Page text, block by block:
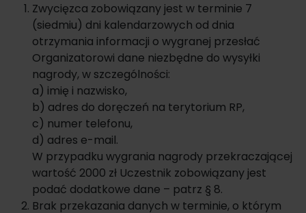
Zwycięzca zobowiązany jest w terminie 7
(siedmiu) dni kalendarzowych od dnia
otrzymania informacji o wygranej przesłać
Organizatorowi dane niezbędne do wysyłki
nagrody, w szczególności:
a) imię i nazwisko,
b) adres do doręczeń na terytorium RP,
c) numer telefonu,
d) adres e-mail.
W przypadku wygrania nagrody przekraczającej
wartość 2000 zł Uczestnik zobowiązany jest
podać dodatkowe dane – patrz § 8.
Brak przekazania danych w terminie, o którym